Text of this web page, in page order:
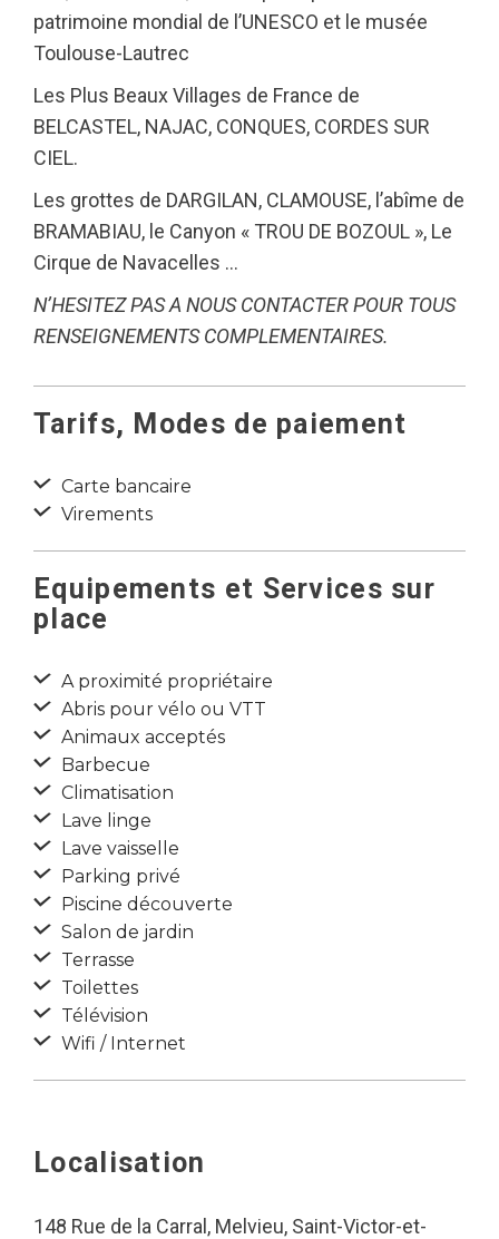
patrimoine mondial de l’UNESCO et le musée
Toulouse-Lautrec
Les Plus Beaux Villages de France de
BELCASTEL, NAJAC, CONQUES, CORDES SUR
CIEL.
Les grottes de DARGILAN, CLAMOUSE, l’abîme de
BRAMABIAU, le Canyon « TROU DE BOZOUL », Le
Cirque de Navacelles …
N’HESITEZ PAS A NOUS CONTACTER POUR TOUS
RENSEIGNEMENTS COMPLEMENTAIRES.
Tarifs, Modes de paiement
Carte bancaire
Virements
Equipements et Services sur
place
A proximité propriétaire
Abris pour vélo ou VTT
Animaux acceptés
Barbecue
Climatisation
Lave linge
Lave vaisselle
Parking privé
Piscine découverte
Salon de jardin
Terrasse
Toilettes
Télévision
Wifi / Internet
Localisation
148 Rue de la Carral, Melvieu, Saint-Victor-et-